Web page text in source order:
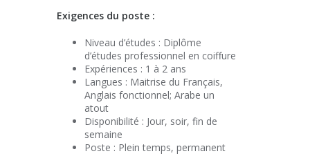
Exigences du poste :
Niveau d’études : Diplôme
d’études professionnel en coiffure
Expériences : 1 à 2 ans
Langues : Maitrise du Français,
Anglais fonctionnel; Arabe un
atout
Disponibilité : Jour, soir, fin de
semaine
Poste : Plein temps, permanent